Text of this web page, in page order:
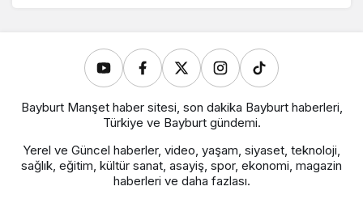
Bayburt Manşet haber sitesi, son dakika Bayburt haberleri,
Türkiye ve Bayburt gündemi.
Yerel ve Güncel haberler, video, yaşam, siyaset, teknoloji,
sağlık, eğitim, kültür sanat, asayiş, spor, ekonomi, magazin
haberleri ve daha fazlası.